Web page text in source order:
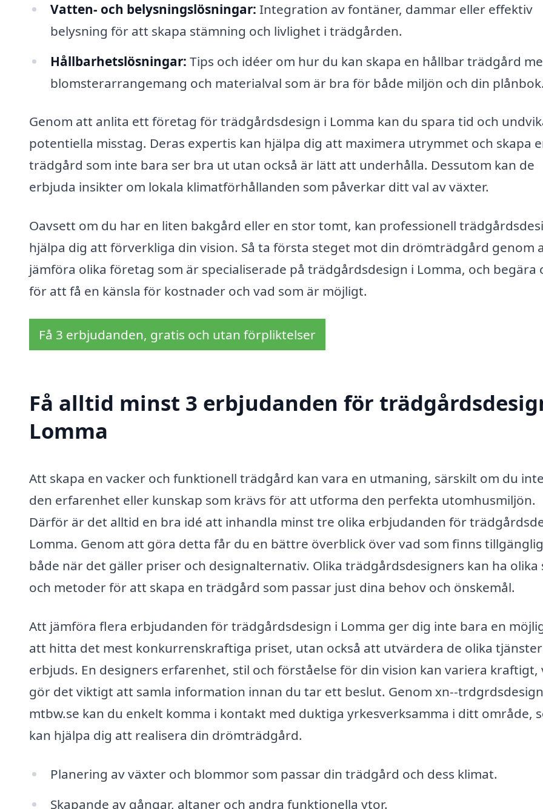
Vatten- och belysningslösningar: Integration av fontäner, dammar eller effektiv
belysning för att skapa stämning och livlighet i trädgården.
Hållbarhetslösningar: Tips och idéer om hur du kan skapa en hållbar trädgård
blomsterarrangemang och materialval som är bra för både miljön och din plånbok.
Genom att anlita ett företag för trädgårdsdesign i Lomma kan du spara tid och
potentiella misstag. Deras expertis kan hjälpa dig att maximera utrymmet och skapa
trädgård som inte bara ser bra ut utan också är lätt att underhålla. Dessutom kan de
erbjuda insikter om lokala klimatförhållanden som påverkar ditt val av växter.
Oavsett om du har en liten bakgård eller en stor tomt, kan professionell
hjälpa dig att förverkliga din vision. Så ta första steget mot din drömträdgård genom
jämföra olika företag som är specialiserade på trädgårdsdesign i Lomma, och begära
för att få en känsla för kostnader och vad som är möjligt.
Få 3 erbjudanden, gratis och utan förpliktelser
Få alltid minst 3 erbjudanden för
Lomma
Att skapa en vacker och funktionell trädgård kan vara en utmaning, särskilt om du
den erfarenhet eller kunskap som krävs för att utforma den perfekta utomhusmiljön.
Därför är det alltid en bra idé att inhandla minst tre olika erbjudanden för
Lomma. Genom att göra detta får du en bättre överblick över vad som finns
både när det gäller priser och designalternativ. Olika trädgårdsdesigners kan ha olika
och metoder för att skapa en trädgård som passar just dina behov och önskemål.
Att jämföra flera erbjudanden för trädgårdsdesign i Lomma ger dig inte bara en
att hitta det mest konkurrenskraftiga priset, utan också att utvärdera de olika
erbjuds. En designers erfarenhet, stil och förståelse för din vision kan variera kraftigt,
gör det viktigt att samla information innan du tar ett beslut. Genom xn--
mtbw.se kan du enkelt komma i kontakt med duktiga yrkesverksamma i ditt område,
kan hjälpa dig att realisera din drömträdgård.
Planering av växter och blommor som passar din trädgård och dess klimat.
Skapande av gångar, altaner och andra funktionella ytor.